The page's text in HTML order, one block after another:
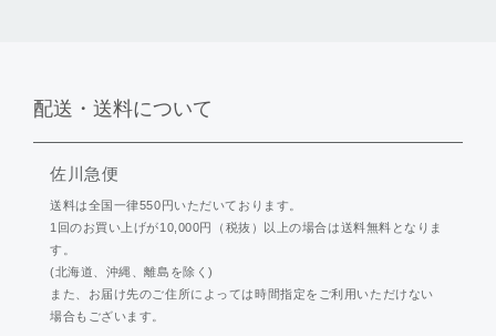
配送・送料について
佐川急便
送料は全国一律550円いただいております。
1回のお買い上げが10,000円（税抜）以上の場合は送料無料となりま
す。
(北海道、沖縄、離島を除く)
また、お届け先のご住所によっては時間指定をご利用いただけない
場合もございます。